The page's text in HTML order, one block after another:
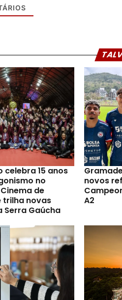
celebra 15 anos
no
de
trilha novas
Serra Gaúcha
novos
A2